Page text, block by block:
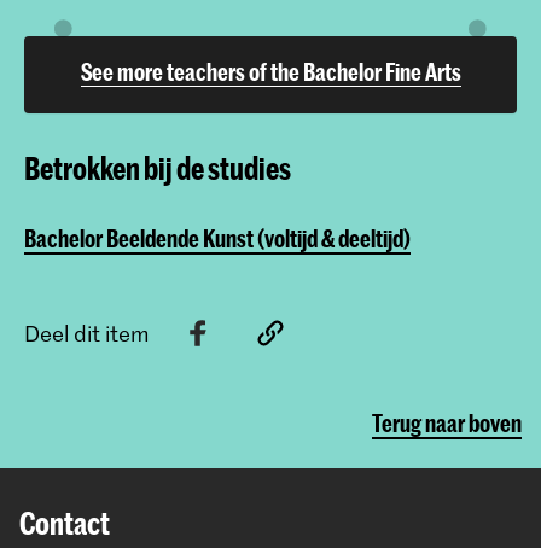
See more teachers of the Bachelor Fine Arts
Betrokken bij de studies
Bachelor Beeldende Kunst (voltijd & deeltijd)
Deel dit item
Terug naar boven
Contact